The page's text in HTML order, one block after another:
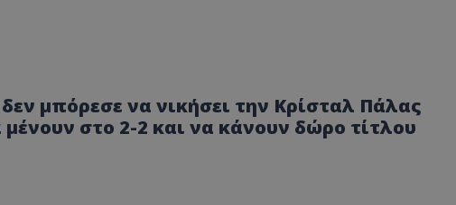
μπόρεσε να νικήσει την Κρίσταλ Πάλας
στο 2-2 και να κάνουν δώρο τίτλου